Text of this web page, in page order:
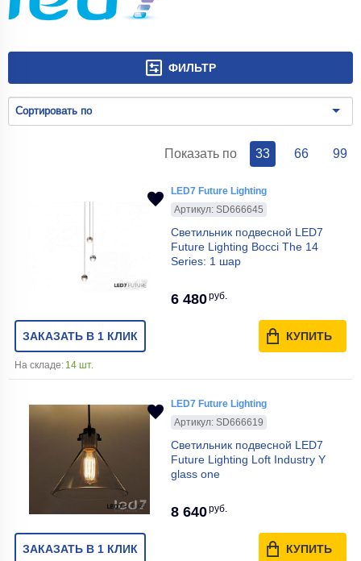
ФИЛЬТР
Сортировать по
Показать по 33 66 99
LED7 Future Lighting
Артикул: SD666645
Светильник подвесной LED7
Future Lighting Bocci The 14
Series: 1 шар
6 480руб.
ЗАКАЗАТЬ В 1 КЛИК КУПИТЬ
На складе: 14 шт.
LED7 Future Lighting
Артикул: SD666619
Светильник подвесной LED7
Future Lighting Loft Industry Y
glass one
8 640руб.
ЗАКАЗАТЬ В 1 КЛИК КУПИТЬ